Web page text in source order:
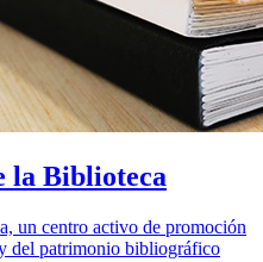
la Biblioteca
un centro activo de promoción
del patrimonio bibliográfico